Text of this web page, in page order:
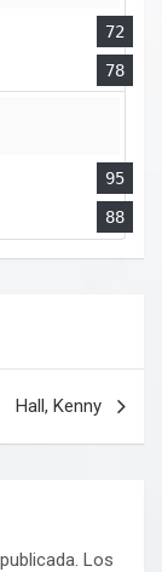
72
78
95
88
Hall, Kenny
Los